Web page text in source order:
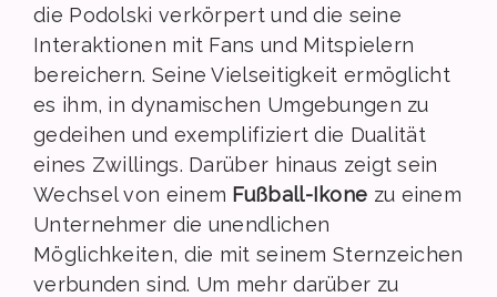
die Podolski verkörpert und die seine
Interaktionen mit Fans und Mitspielern
bereichern. Seine Vielseitigkeit ermöglicht
es ihm, in dynamischen Umgebungen zu
gedeihen und exemplifiziert die Dualität
eines Zwillings. Darüber hinaus zeigt sein
Wechsel von einem Fußball-Ikone zu einem
Unternehmer die unendlichen
Möglichkeiten, die mit seinem Sternzeichen
verbunden sind. Um mehr darüber zu